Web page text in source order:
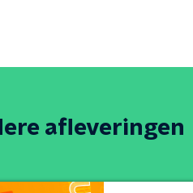
afleveringen